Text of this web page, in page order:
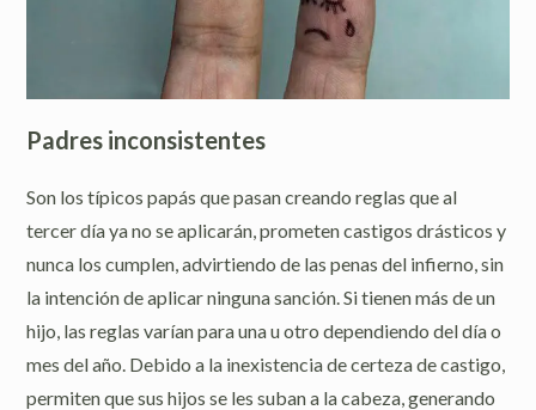
Padres inconsistentes
Son los típicos papás que pasan creando reglas que al
tercer día ya no se aplicarán, prometen castigos drásticos y
nunca los cumplen, advirtiendo de las penas del infierno, sin
la intención de aplicar ninguna sanción. Si tienen más de un
hijo, las reglas varían para una u otro dependiendo del día o
mes del año. Debido a la inexistencia de certeza de castigo,
permiten que sus hijos se les suban a la cabeza, generando